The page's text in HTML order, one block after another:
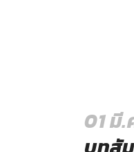
01 มี.